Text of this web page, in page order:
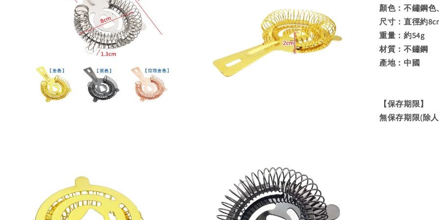
顏色：不鏽鋼
尺寸：直徑約
重量：約54g
材質：不鏽鋼
產地：中國
【保存期限】
無保存期限(除